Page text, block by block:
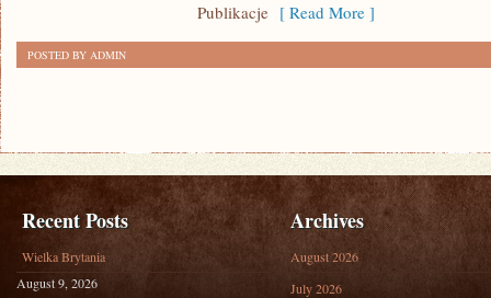
Publikacje [ Read More ]
POSTED BY ADMIN
Recent Posts
Wielka Brytania
August 9, 2026
Archives
August 2026
July 2026